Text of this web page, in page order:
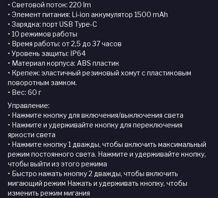
• Световой поток: 220 lm
• Элемент питания: Li-ion аккумулятор 1500 mAh
• Зарядка: порт USB Type-C
• 10 режимов работы
• Время работы: от 2,5 до 37 часов
• Уровень защиты: IP64
• Материал корпуса: ABS пластик
• Крепеж: эластичный резиновый хомут с пластиковым
поворотным замком.
• Вес: 60 г
Управление:
• Нажмите кнопку для включения/выключения света
• Нажмите и удерживайте кнопку для переключения
яркости света
• Нажмите кнопку 1 дважды, чтобы включить максимальный
режим постоянного света. Нажмите и удерживайте кнопку,
чтобы выйти из этого режима
• Быстро нажать кнопку 2 дважды, чтобы включить
мигающий режим Нажать и удерживать кнопку, чтобы
изменить режим мигания